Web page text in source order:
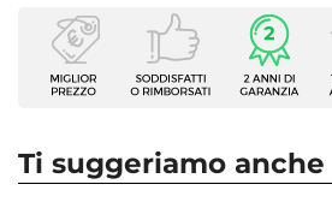
a riempire i tuoi spazi
colorati!
Caratteristiche
Tipologia
Vaso
Dimensioni
Ti suggeriamo anche